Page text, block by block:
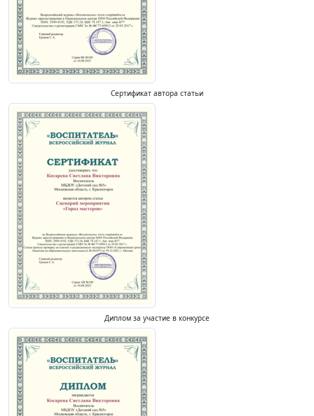
Сертификат автора статьи
Диплом за участие в конкурсе